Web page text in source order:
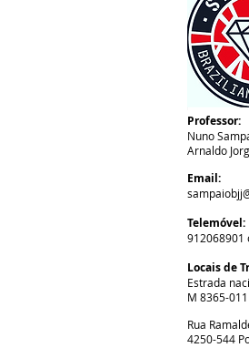
Professor:
Nuno
Arnaldo
Email:
Telemóvel:
912068901
Locais de
Estrada
M 8365-
Rua
4250-544